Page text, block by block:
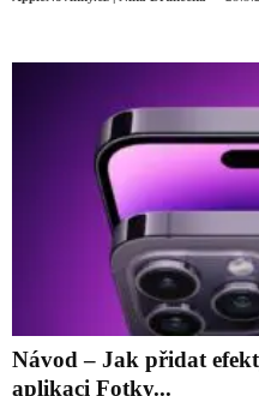
Návod – Jak přidat
aplikaci Fotky...